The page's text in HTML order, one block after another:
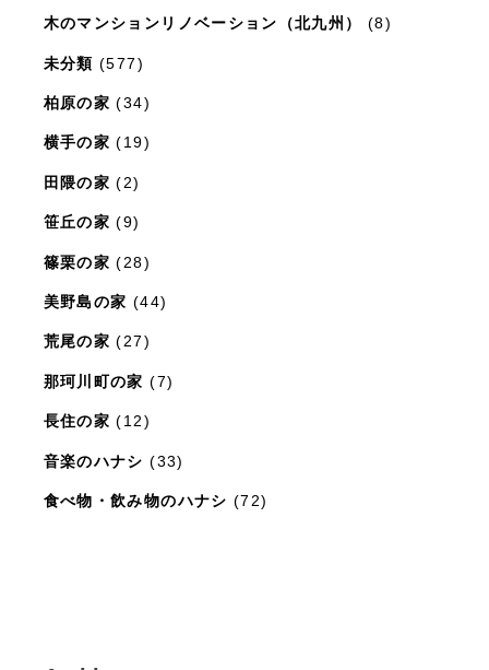
木のマンションリノベーション（北九州） (8)
未分類 (577)
柏原の家 (34)
横手の家 (19)
田隈の家 (2)
笹丘の家 (9)
篠栗の家 (28)
美野島の家 (44)
荒尾の家 (27)
那珂川町の家 (7)
長住の家 (12)
音楽のハナシ (33)
食べ物・飲み物のハナシ (72)